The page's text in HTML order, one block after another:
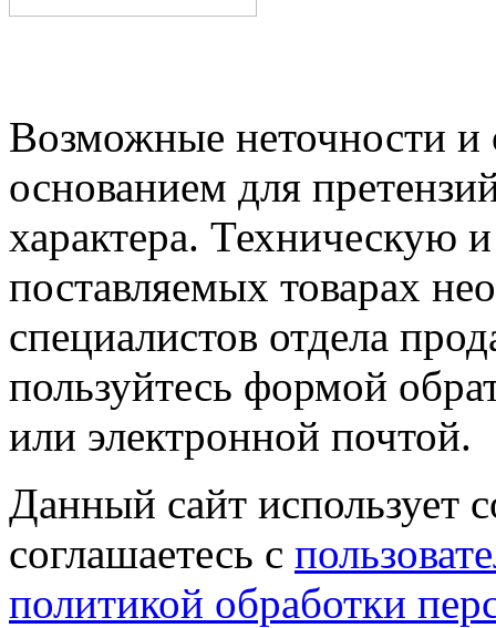
Возможные неточности и
основанием для
характера.
поставляемых товарах
специалистов отдела
пользуйтесь формой
или электронной почтой.
Данный сайт использует
соглашаетесь с
политикой обработки